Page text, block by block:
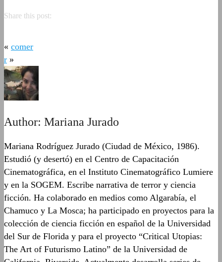
Share this post:
« comer
r »
Author: Mariana Jurado
Mariana Rodríguez Jurado (Ciudad de México, 1986).
Estudió (y desertó) en el Centro de Capacitación
Cinematográfica, en el Instituto Cinematográfico Lumiere
y en la SOGEM. Escribe narrativa de terror y ciencia
ficción. Ha colaborado en medios como Algarabía, el
Chamuco y La Mosca; ha participado en proyectos para la
colección de ciencia ficción en español de la Universidad
del Sur de Florida y para el proyecto “Critical Utopias:
The Art of Futurismo Latino” de la Universidad de